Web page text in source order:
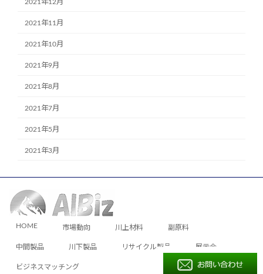
2021年12月
2021年11月
2021年10月
2021年9月
2021年8月
2021年7月
2021年5月
2021年3月
HOME 市場動向 川上材料 副原料
中間製品 川下製品 リサイクル製品 展示会
ビジネスマッチング